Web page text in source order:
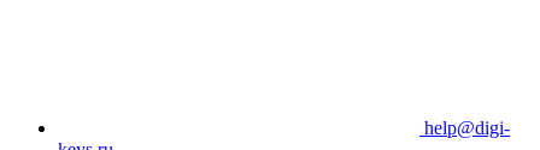
help@digi-